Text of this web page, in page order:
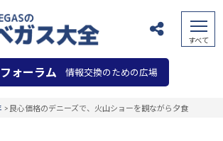
フォーラム 情報交換のための広場
> 良心価格のデニーズで、火山ショーを観ながら夕食